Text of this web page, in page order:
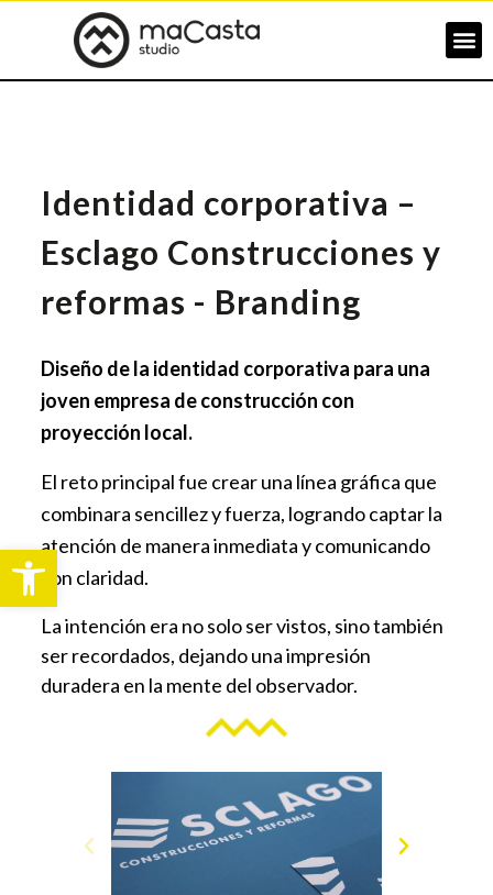
Abrir barra de herramientas
Identidad corporativa –
Esclago Construcciones y
reformas - Branding
Diseño de la identidad corporativa para una
joven empresa de construcción con
proyección local.
El reto principal fue crear una línea gráfica que
combinara sencillez y fuerza, logrando captar la
atención de manera inmediata y comunicando
con claridad.
La intención era no solo ser vistos, sino también
ser recordados, dejando una impresión
duradera en la mente del observador.